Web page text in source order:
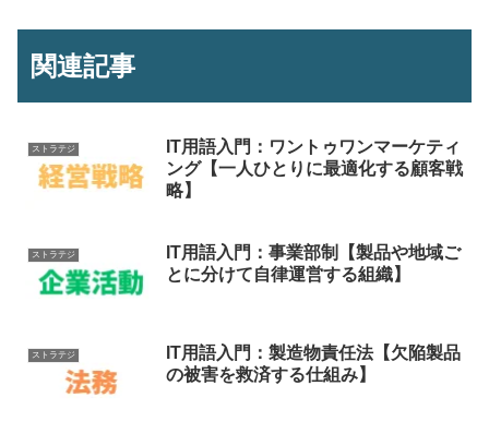
関連記事
ストラテジ
IT用語入門：ワントゥワンマーケティ
ング【一人ひとりに最適化する顧客戦
略】
ストラテジ
IT用語入門：事業部制【製品や地域ご
とに分けて自律運営する組織】
ストラテジ
IT用語入門：製造物責任法【欠陥製品
の被害を救済する仕組み】